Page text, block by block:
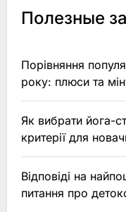
Полезные
Порівняння
року: плюси та
Як вибрати йога-
критерії для
Відповіді на
питання про